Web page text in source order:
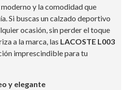
y la comodidad que
Si buscas un calzado deportivo
ocasión, sin perder el toque
a la marca, las LACOSTE L003
imprescindible para tu
y elegante